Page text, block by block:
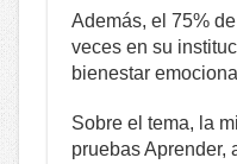
Además, el 75%
veces en su
bienestar
Sobre el tema, la
pruebas Aprender,